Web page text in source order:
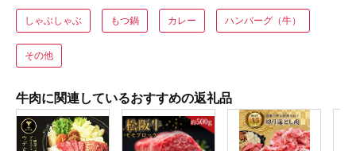
しゃぶしゃぶ もつ鍋 カレー ハンバーグ（牛）
その他
牛肉に関連しているおすすめの返礼品